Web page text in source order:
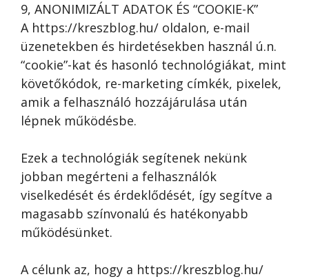
9, ANONIMIZÁLT ADATOK ÉS “COOKIE-K”
A https://kreszblog.hu/ oldalon, e-mail
üzenetekben és hirdetésekben használ ú.n.
“cookie”-kat és hasonló technológiákat, mint
követőkódok, re-marketing címkék, pixelek,
amik a felhasználó hozzájárulása után
lépnek működésbe.
Ezek a technológiák segítenek nekünk
jobban megérteni a felhasználók
viselkedését és érdeklődését, így segítve a
magasabb színvonalú és hatékonyabb
működésünket.
A célunk az, hogy a https://kreszblog.hu/